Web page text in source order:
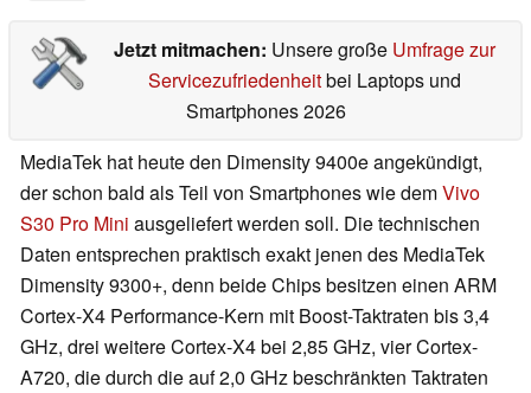
Jetzt mitmachen: Unsere große Umfrage zur
Servicezufriedenheitbei Laptops und
Smartphones 2026
MediaTek hat heute den Dimensity 9400e angekündigt,
der schon bald als Teil von Smartphones wie demVivo
S30 Pro Mini ausgeliefert werden soll. Die technischen
Daten entsprechen praktisch exakt jenen des MediaTek
Dimensity 9300+, denn beide Chips besitzen einen ARM
Cortex-X4 Performance-Kern mit Boost-Taktraten bis 3,4
GHz, drei weitere Cortex-X4 bei 2,85 GHz, vier Cortex-
A720, die durch die auf 2,0 GHz beschränkten Taktraten